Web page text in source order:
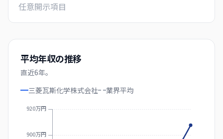
任意開示項目
平均年収の推移
直近6年。
三菱瓦斯化学株式会社
業界平均
900万円
920万円